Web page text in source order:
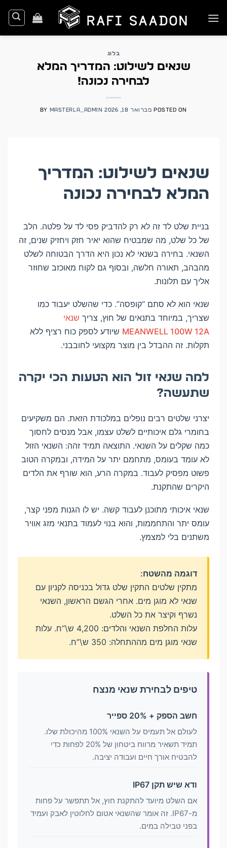
to
בלוג
שנאים לשילוט: המדריך המלא
לבחירה נכונה!
POSTED ON פברואר 18, 2026 BY MASTERLA_ADMIN
שנאים לשילוט: המדריך
המלא לבחירה נכונה
בניית שלט לד זה לא רק להדביק פסי לד על פלטה. הלב
של כל שלט, מה שמבטיח שהוא יאיר חזק ויחזיק שנים, זה
השנאי. בחירה בשנאי לא נכון היא הדרך הבטוחה לשלט
מהבהב, תאורה חלשה, ובסוף גם לקוח מאוכזב שחוזר
אליך עם תלונות.
שנאי הוא לא סתם “קופסה”. כדי שהשלט יעבוד כמו
שצריך, במיוחד בתנאים של חוץ, צריך שנאי
MEANWELL 100W 12A שיודע לספק כוח רציף ללא
תקלות. זה ההבדל בין מוצר מקצועי לחובבני.
למה שנאי זול הוא הטעות הכי יקרה
שתעשה?
יצרני שלטים רבים נופלים במלכודת הזאת. הם משקיעים
בחומרי גלם איכותיים לשלט עצמו, אבל מנסים לחסוך
כמה שקלים על השנאי. התוצאה תמיד זהה: השנאי הזול
לא עומד בעומס, מתחמם יתר על המידה, ובמקרה הטוב
פשוט מפסיק לעבוד. במקרה הרע, הוא שורף את הלדים
היקרים שהתקנת.
שנאי איכותי מתוכנן לעבוד קשה. יש לו הגנות מפני קצר,
עומס יתר והתחממות, והוא בנוי לעמוד בתנאי מזג אוויר
משתנים בלי למצמץ.
דוגמה מהשטח:
מתקין שלטים התקין שלט גדול בכניסה לקניון עם
שנאי לא מוגן מים. אחרי הגשם הראשון, השנאי
נשרף וקיצר את כל השלט.
עלות החלפת השנאי והלדים: 4,200 ש\”ח. עלות
שנאי מוגן מים מההתחלה: 350 ש\”ח.
טיפים לבחירת שנאי מנצח
חשב הספק + 20% ספייר
לעולם אל תעמיס על השנאי 100% מהיכולת שלו.
תמיד תשאיר מרווח ביטחון של 20% לפחות כדי
להבטיח אורך חיים ועבודה יציבה.
ודא שיש תקן IP67
אם השלט מיועד להתקנת חוץ, אל תתפשר על פחות
מ-IP67. זה אומר שהשנאי אטום לחלוטין לאבק ועמיד
בפני טבילה במים.